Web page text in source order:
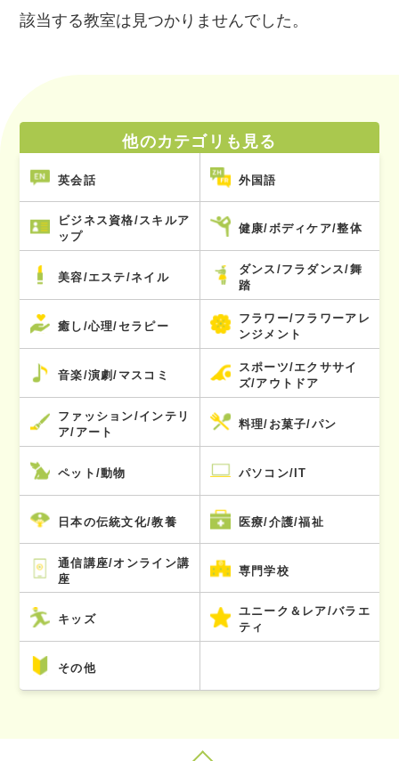
該当する教室は見つかりませんでした。
他のカテゴリも見る
英会話 外国語
ビジネス資格/スキルア
ップ
健康/ボディケア/整体
美容/エステ/ネイル
ダンス/フラダンス/舞
踏
癒し/心理/セラピー
フラワー/フラワーアレ
ンジメント
音楽/演劇/マスコミ
スポーツ/エクササイ
ズ/アウトドア
ファッション/インテリ
ア/アート
料理/お菓子/パン
ペット/動物 パソコン/IT
日本の伝統文化/教養 医療/介護/福祉
通信講座/オンライン講
座
専門学校
キッズ
ユニーク＆レア/バラエ
ティ
その他